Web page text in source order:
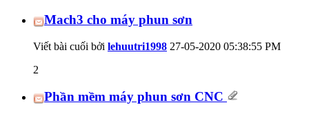
Mach3 cho máy phun sơn
Viết bài cuối bởi lehuutri1998 27-05-2020 05:38:55 PM
2
Phần mềm máy phun sơn CNC